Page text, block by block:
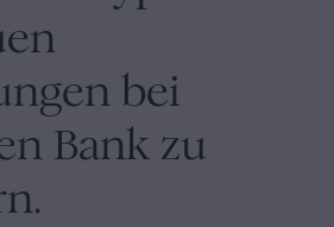
bei
Bank zu